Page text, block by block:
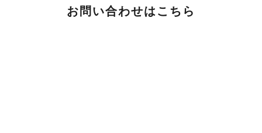
お問い合わせはこちら